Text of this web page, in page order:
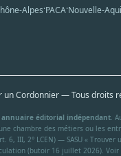
Alpes·PACA·Nouvelle-
un Cordonnier — Tous droits
annuaire éditorial indépendant.
chambre des métiers ou les
6, III, 2° LCEN) — SASU « Trouver
(butoir 16 juillet 2026). Voir